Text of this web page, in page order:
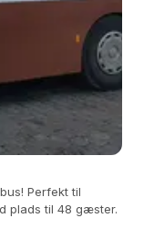
Perfekt til
plads til 48 gæster.